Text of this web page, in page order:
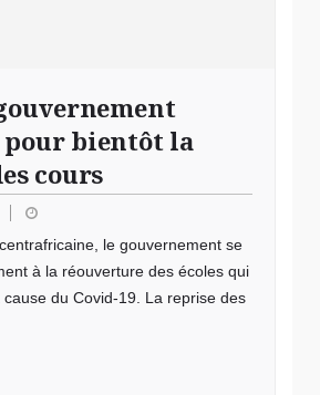
pour bientôt la
cours
le gouvernement se
à la réouverture des écoles qui
du Covid-19. La reprise des